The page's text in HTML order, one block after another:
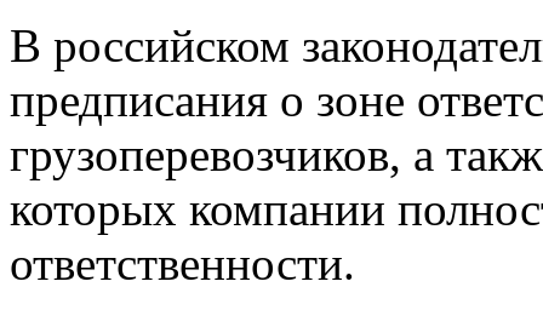
В российском
предписания о зоне
грузоперевозчиков, а
которых компании
ответственности.